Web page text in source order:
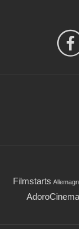
Filmstarts
AdoroCinema